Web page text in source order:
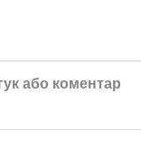
або коментар